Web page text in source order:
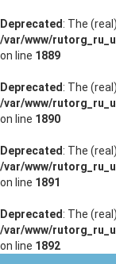
Deprecated : The
/var/www/
on line 1889
Deprecated : The
/var/www/
on line 1890
Deprecated : The
/var/www/
on line 1891
Deprecated : The
/var/www/
on line 1892